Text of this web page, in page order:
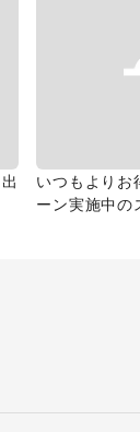
いつもよりお
ーン実施中の